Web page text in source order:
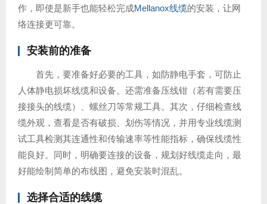
作，即使是新手也能轻松完成Mellanox线缆的安装，让网
络连接更可靠。
安装前的准备
首先，要准备好必要的工具，如防静电手套，可防止
人体静电损坏线缆和设备。还需准备压线钳（若有需要压
接接头的线缆）、螺丝刀等常规工具。其次，仔细检查线
缆外观，查看是否有破损、划伤等情况，并用专业线缆测
试工具检测其连通性和传输速率等性能指标，确保线缆性
能良好。同时，明确要连接的设备，规划好线缆走向，最
好能绘制简单的布线图，避免安装时混乱。
选择合适的线缆